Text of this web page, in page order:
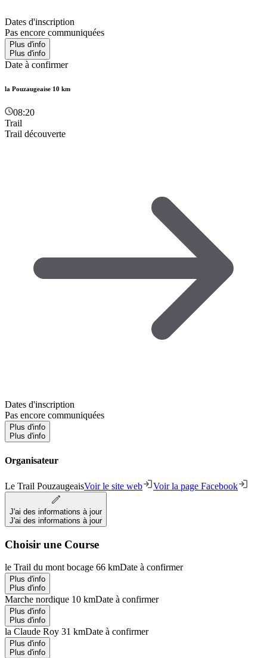
Dates d'inscription
Pas encore communiquées
Plus d'info
Plus d'info
Date à confirmer
la Pouzaugeaise 10 km
08:20
Trail
Trail découverte
Dates d'inscription
Pas encore communiquées
Plus d'info
Plus d'info
Organisateur
Le Trail PouzaugeaisVoir le site web Voir la page Facebook
J'ai des informations à jour
J'ai des informations à jour
Choisir une Course
le Trail du mont bocage 66 kmDate à confirmer
Plus d'info
Plus d'info
Marche nordique 10 kmDate à confirmer
Plus d'info
Plus d'info
la Claude Roy 31 kmDate à confirmer
Plus d'info
Plus d'info